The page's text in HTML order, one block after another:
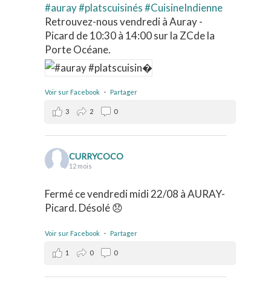
#auray#platscuisinés#CuisineIndienne
Retrouvez-nous vendredi à Auray -
Picard de 10:30 à 14:00 sur la ZCde la
Porte Océane.
Voir sur Facebook · Partager
3 2 0
CURRYCOCO
12 mois
Fermé ce vendredi midi 22/08 à AURAY-
Picard. Désolé 😞
Voir sur Facebook · Partager
1 0 0